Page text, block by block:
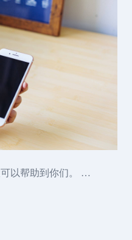
以帮助到你们。 …